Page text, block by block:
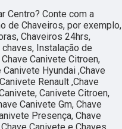
Centro? Conte com a
de Chaveiros, por exemplo,
Chaveiros 24hrs,
Instalação de
Canivete Citroen,
Hyundai ,Chave
Renault ,Chave
Canivete Citroen,
Canivete Gm, Chave
Presença, Chave